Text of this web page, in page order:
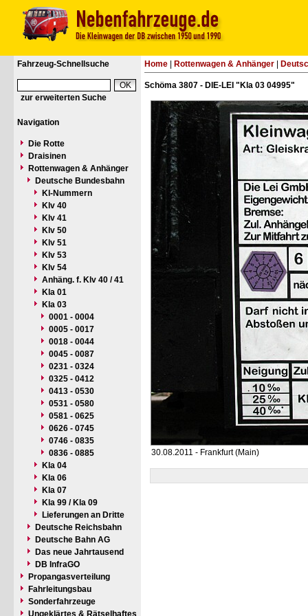
Fahrzeug-Schnellsuche
zur erweiterten Suche
Navigation
Die Rotte
Draisinen
Rottenwagen & Anhänger
Deutsche Bundesbahn
Kl-Nummern
Klv 40
Klv 41
Klv 50
Klv 51
Klv 53
Klv 54
Anhäng. f. Klv 40 / 41
Kla 01
Kla 03
0001 - 0004
0005 - 0017
0018 - 0044
0045 - 0087
0231 - 0324
0325 - 0412
0413 - 0530
0531 - 0580
0581 - 0625
0626 - 0745
0746 - 0835
0836 - 0885
Kla 04
Kla 06
Kla 07
Kla 99 / Kla 09
Lieferungen an Dritte
Deutsche Reichsbahn
Deutsche Bahn AG
Das neue Jahrtausend
DB InfraGO
Propangasverteilung
Fahrleitungsbau
Sonderfahrzeuge
Ungeklärtes & Rätselhaftes
Home Rottenwagen & Anhänger
Schöma 3807 - DIE-LEI "Kla 03 04995"
30.08.2011 - Frankfurt (Main)